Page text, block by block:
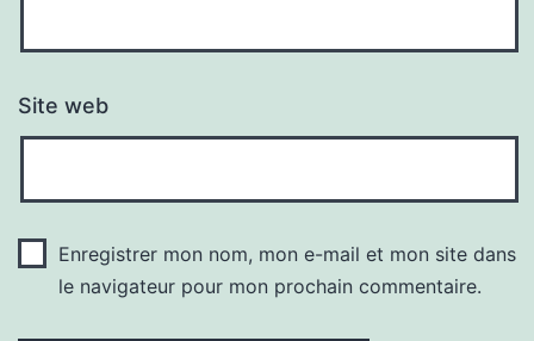
Site web
Enregistrer mon nom, mon e-mail et mon site dans
le navigateur pour mon prochain commentaire.